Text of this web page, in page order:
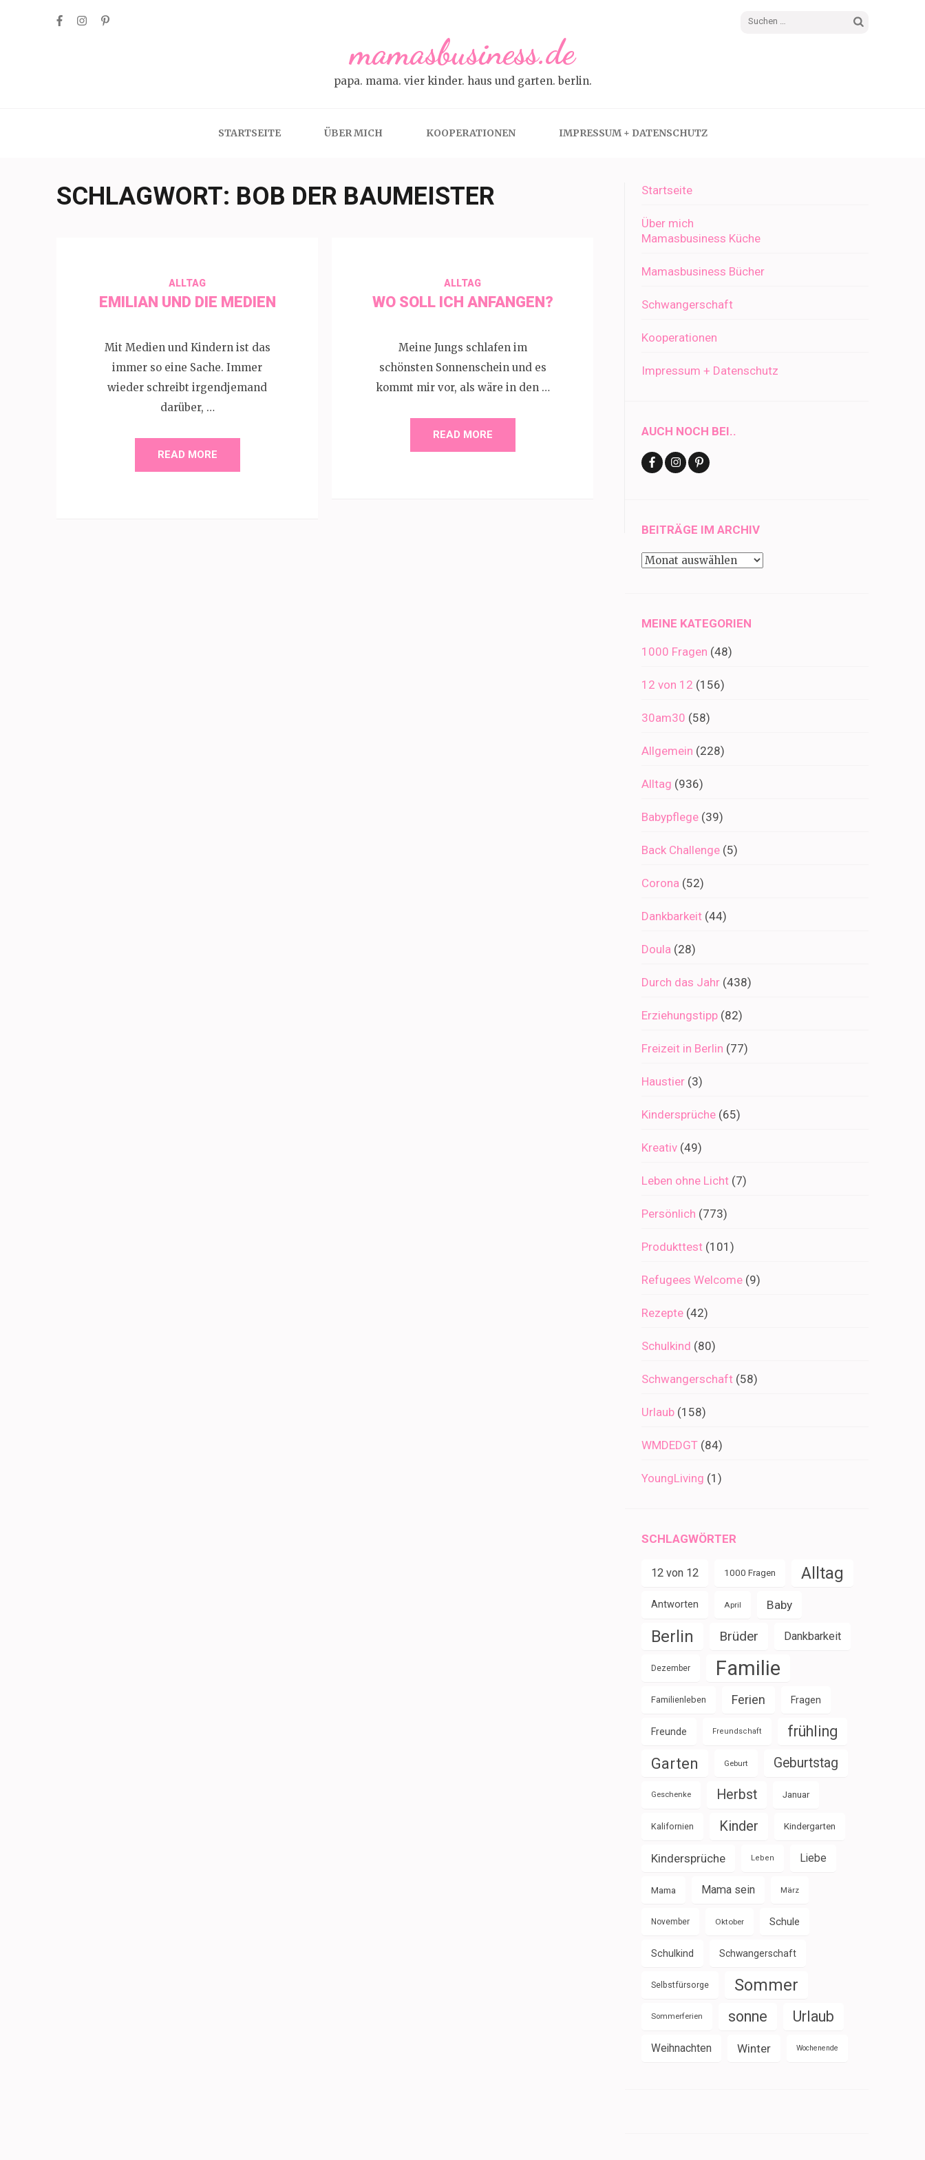
Suchen
mamasbusiness.de
papa. mama. vier kinder. haus und garten. berlin.
STARTSEITE ÜBER MICH KOOPERATIONEN IMPRESSUM + DATENSCHUTZ
SCHLAGWORT: BOB DER BAUMEISTER
ALLTAG
EMILIAN UND DIE MEDIEN
Mit Medien und Kindern ist das
immer so eine Sache. Immer
wieder schreibt irgendjemand
darüber, …
READ MORE
ALLTAG
WO SOLL ICH ANFANGEN?
Meine Jungs schlafen im
schönsten Sonnenschein und es
kommt mir vor, als wäre in den …
READ MORE
Startseite
Über mich
Mamasbusiness Küche
Mamasbusiness Bücher
Schwangerschaft
Kooperationen
Impressum + Datenschutz
AUCH NOCH BEI..
BEITRÄGE IM ARCHIV
Beiträge
MEINE KATEGORIEN
1000 Fragen (48)
12 von 12 (156)
30am30 (58)
Allgemein (228)
Alltag (936)
Babypflege (39)
Back Challenge (5)
Corona (52)
Dankbarkeit (44)
Doula (28)
Durch das Jahr (438)
Erziehungstipp (82)
Freizeit in Berlin (77)
Haustier (3)
Kindersprüche (65)
Kreativ (49)
Leben ohne Licht (7)
Persönlich (773)
Produkttest (101)
Refugees Welcome (9)
Rezepte (42)
Schulkind (80)
Schwangerschaft (58)
Urlaub (158)
WMDEDGT (84)
YoungLiving (1)
SCHLAGWÖRTER
12 von 12 1000 Fragen Alltag
Antworten April Baby
Berlin Brüder Dankbarkeit
Dezember Familie
Familienleben Ferien Fragen
Freunde Freundschaft frühling
Garten Geburt Geburtstag
Geschenke Herbst Januar
Kalifornien Kinder Kindergarten
Kindersprüche Leben Liebe
Mama Mama sein März
November Oktober Schule
Schulkind Schwangerschaft
Selbstfürsorge Sommer
Sommerferien sonne Urlaub
Weihnachten Winter Wochenende